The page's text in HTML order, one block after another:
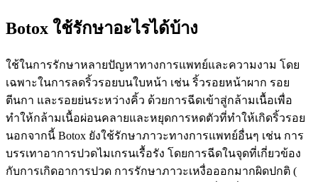
Botox ใช้รักษาอะไรได้บ้าง
ใช้ในการรักษาหลายปัญหาทางการแพทย์และความงาม โดย
เฉพาะในการลดริ้วรอยบนใบหน้า เช่น ริ้วรอยหน้าผาก รอย
ตีนกา และรอยย่นระหว่างคิ้ว ด้วยการฉีดเข้าสู่กล้ามเนื้อเพื่อ
ทำให้กล้ามเนื้อผ่อนคลายและหยุดการหดตัวที่ทำให้เกิดริ้วรอย
นอกจากนี้ Botox ยังใช้รักษาภาวะทางการแพทย์อื่นๆ เช่น การ
บรรเทาอาการปวดไมเกรนเรื้อรัง โดยการฉีดในจุดที่เกี่ยวข้อง
กับการเกิดอาการปวด การรักษาภาวะเหงื่อออกมากผิดปกติ (